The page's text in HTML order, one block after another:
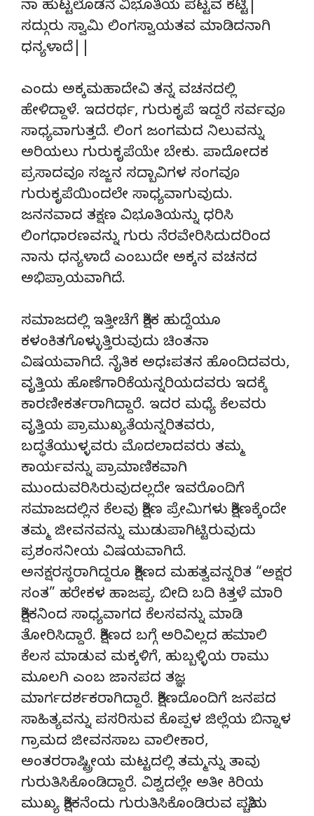
ನಾ ಹುಟ್ಟಲೊಡನೆ ವಿಭೂತಿಯ ಪಟ್ಟವ ಕಟ್ಟಿ|
ಸದ್ಗುರು ಸ್ವಾಮಿ ಲಿಂಗಸ್ವಾಯತವ ಮಾಡಿದನಾಗಿ
ಧನ್ಯಳಾದೆ||
ಎಂದು ಅಕ್ಕಮಹಾದೇವಿ ತನ್ನ ವಚನದಲ್ಲಿ
ಹೇಳಿದ್ದಾಳೆ. ಇದರರ್ಥ, ಗುರುಕೃಪೆ ಇದ್ದರೆ ಸರ್ವವೂ
ಸಾಧ್ಯವಾಗುತ್ತದೆ. ಲಿಂಗ ಜಂಗಮದ ನಿಲುವನ್ನು
ಅರಿಯಲು ಗುರುಕೃಪೆಯೇ ಬೇಕು. ಪಾದೋದಕ
ಪ್ರಸಾದವೂ ಸಜ್ಜನ ಸದ್ಬಾವಿಗಳ ಸಂಗವೂ
ಗುರುಕೃಪೆಯಿಂದಲೇ ಸಾಧ್ಯವಾಗುವುದು.
ಜನನವಾದ ತಕ್ಷಣ ವಿಭೂತಿಯನ್ನು ಧರಿಸಿ
ಲಿಂಗಧಾರಣವನ್ನು ಗುರು ನೆರವೇರಿಸಿದುದರಿಂದ
ನಾನು ಧನ್ಯಳಾದೆ ಎಂಬುದೇ ಅಕ್ಕನ ವಚನದ
ಅಭಿಪ್ರಾಯವಾಗಿದೆ.
ಸಮಾಜದಲ್ಲಿ ಇತ್ತೀಚೆಗೆ ಶಿಕ್ಷಕ ಹುದ್ದೆಯೂ
ಕಳಂಕಿತಗೊಳ್ಳುತ್ತಿರುವುದು ಚಿಂತನಾ
ವಿಷಯವಾಗಿದೆ. ನೈತಿಕ ಅಧಃಪತನ ಹೊಂದಿದವರು,
ವೃತ್ತಿಯ ಹೊಣೆಗಾರಿಕೆಯನ್ನರಿಯದವರು ಇದಕ್ಕೆ
ಕಾರಣೀಕರ್ತರಾಗಿದ್ದಾರೆ. ಇದರ ಮಧ್ಯೆ ಕೆಲವರು
ವೃತ್ತಿಯ ಪ್ರಾಮುಖ್ಯತೆಯನ್ನರಿತವರು,
ಬದ್ಧತೆಯುಳ್ಳವರು ಮೊದಲಾದವರು ತಮ್ಮ
ಕಾರ್ಯವನ್ನು ಪ್ರಾಮಾಣಿಕವಾಗಿ
ಮುಂದುವರಿಸಿರುವುದಲ್ಲದೇ ಇವರೊಂದಿಗೆ
ಸಮಾಜದಲ್ಲಿನ ಕೆಲವು ಶಿಕ್ಷಣ ಪ್ರೇಮಿಗಳು ಶಿಕ್ಷಣಕ್ಕೆಂದೇ
ತಮ್ಮ ಜೀವನವನ್ನು ಮುಡುಪಾಗಿಟ್ಟಿರುವುದು
ಪ್ರಶಂಸನೀಯ ವಿಷಯವಾಗಿದೆ.
ಅನಕ್ಷರಸ್ಥರಾಗಿದ್ದರೂ ಶಿಕ್ಷಣದ ಮಹತ್ವವನ್ನರಿತ “ಅಕ್ಷರ
ಸಂತ” ಹರೇಕಳ ಹಾಜಪ್ಪ. ಬೀದಿ ಬದಿ ಕಿತ್ತಳೆ ಮಾರಿ
ಶಿಕ್ಷಕನಿಂದ ಸಾಧ್ಯವಾಗದ ಕೆಲಸವನ್ನು ಮಾಡಿ
ತೋರಿಸಿದ್ದಾರೆ. ಶಿಕ್ಷಣದ ಬಗ್ಗೆ ಅರಿವಿಲ್ಲದ ಹಮಾಲಿ
ಕೆಲಸ ಮಾಡುವ ಮಕ್ಕಳಿಗೆ, ಹುಬ್ಬಳ್ಳಿಯ ರಾಮು
ಮೂಲಗಿ ಎಂಬ ಜಾನಪದ ತಜ್ಞ
ಮಾರ್ಗದರ್ಶಕರಾಗಿದ್ದಾರೆ. ಶಿಕ್ಷಣದೊಂದಿಗೆ ಜನಪದ
ಸಾಹಿತ್ಯವನ್ನು ಪಸರಿಸುವ ಕೊಪ್ಪಳ ಜಿಲ್ಲೆಯ ಬಿನ್ನಾಳ
ಗ್ರಾಮದ ಜೀವನಸಾಬ ವಾಲೀಕಾರ,
ಅಂತರರಾಷ್ಟ್ರೀಯ ಮಟ್ಟದಲ್ಲಿ ತಮ್ಮನ್ನು ತಾವು
ಗುರುತಿಸಿಕೊಂಡಿದ್ದಾರೆ. ವಿಶ್ವದಲ್ಲೇ ಅತೀ ಕಿರಿಯ
ಮುಖ್ಯ ಶಿಕ್ಷಕನೆಂದು ಗುರುತಿಸಿಕೊಂಡಿರುವ ಪಶ್ಚಿಮ